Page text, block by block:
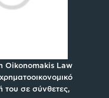
Oikonomakis Law
του σε σύνθετες,